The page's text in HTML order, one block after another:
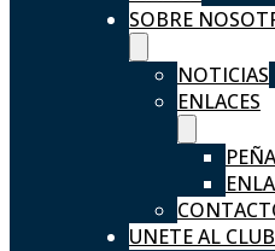
SOBRE
NOTICIAS
ENLACES
UNETE AL